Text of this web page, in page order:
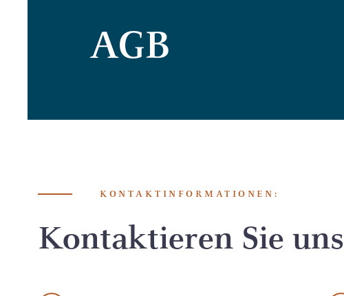
AGB
KONTAKTINFORMATIONEN:
Kontaktieren Sie uns